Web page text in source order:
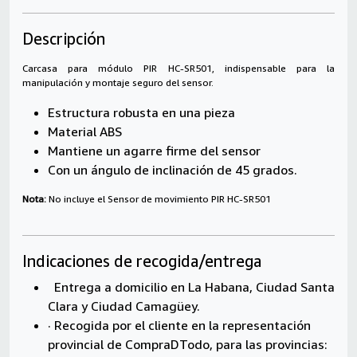
Descripción
Carcasa para módulo PIR HC-SR501, indispensable para la
manipulación y montaje seguro del sensor.
Estructura robusta en una pieza
Material ABS
Mantiene un agarre firme del sensor
Con un ángulo de inclinación de 45 grados.
Nota: No incluye el Sensor de movimiento PIR HC-SR501
Indicaciones de recogida/entrega
Entrega a domicilio en La Habana, Ciudad Santa
Clara y Ciudad Camagüey.
· Recogida por el cliente en la representación
provincial de CompraDTodo, para las provincias: